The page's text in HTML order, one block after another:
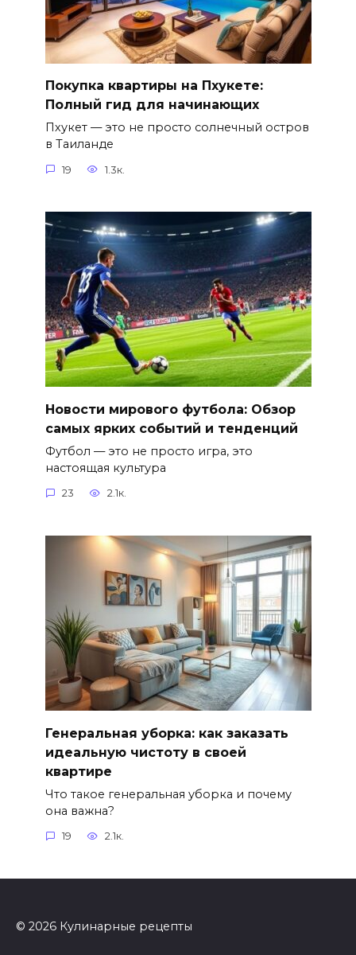
Покупка квартиры на Пхукете:
Полный гид для начинающих
Пхукет — это не просто солнечный остров
в Таиланде
19 1.3к.
Новости мирового футбола: Обзор
самых ярких событий и тенденций
Футбол — это не просто игра, это
настоящая культура
23 2.1к.
Генеральная уборка: как заказать
идеальную чистоту в своей
квартире
Что такое генеральная уборка и почему
она важна?
19 2.1к.
© 2026 Кулинарные рецепты